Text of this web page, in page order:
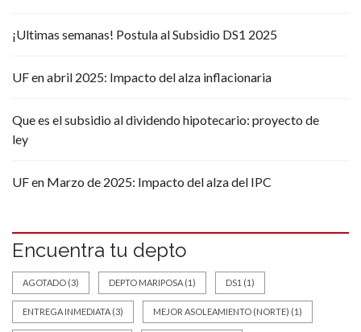
¡Ultimas semanas! Postula al Subsidio DS1 2025
UF en abril 2025: Impacto del alza inflacionaria
Que es el subsidio al dividendo hipotecario: proyecto de
ley
UF en Marzo de 2025: Impacto del alza del IPC
Encuentra tu depto
AGOTADO (3) DEPTO MARIPOSA (1) DS1 (1)
ENTREGA INMEDIATA (3) MEJOR ASOLEAMIENTO (NORTE) (1)